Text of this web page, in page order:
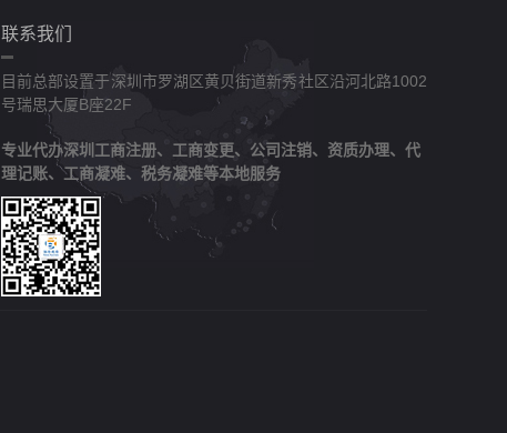
联系我们
目前总部设置于深圳市罗湖区黄贝街道新秀社区沿河北路1002
号瑞思大厦B座22F
专业代办深圳工商注册、工商变更、公司注销、资质办理、代
理记账、工商凝难、税务凝难等本地服务